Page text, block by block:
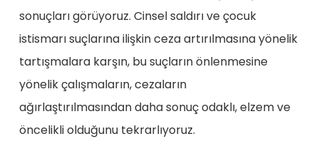
sonuçları görüyoruz. Cinsel saldırı ve çocuk
istismarı suçlarına ilişkin ceza artırılmasına yönelik
tartışmalara karşın, bu suçların önlenmesine
yönelik çalışmaların, cezaların
ağırlaştırılmasından daha sonuç odaklı, elzem ve
öncelikli olduğunu tekrarlıyoruz.